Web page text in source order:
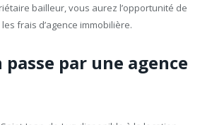
bailleur, vous aurez l’opportunité de
frais d’agence immobilière.
par une agence